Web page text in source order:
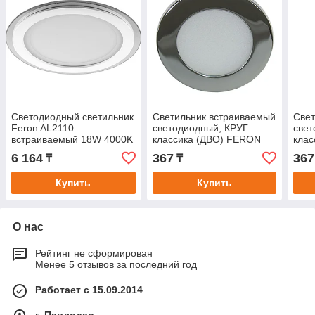
Светодиодный светильник
Feron AL2110
встраиваемый 18W 4000K
6 164 ₸
Купить
Светильник встраиваемый
светодиодный, КРУГ
классика (ДВО) FERON
AL500 3W 4000К (белый)
230V 180Lm IP20
367₸
Купить
367
О нас
Рейтинг не сформирован
Менее 5 отзывов за последний год
Работает с 15.09.2014